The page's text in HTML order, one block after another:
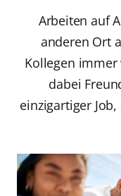
Arbeiten auf
anderen Ort
Kollegen
dabei
einzigartiger